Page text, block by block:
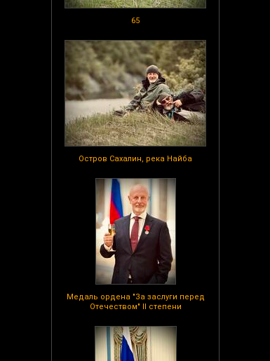
65
Остров Сахалин, река Найба
Медаль ордена "За заслуги перед
Отечеством" II степени